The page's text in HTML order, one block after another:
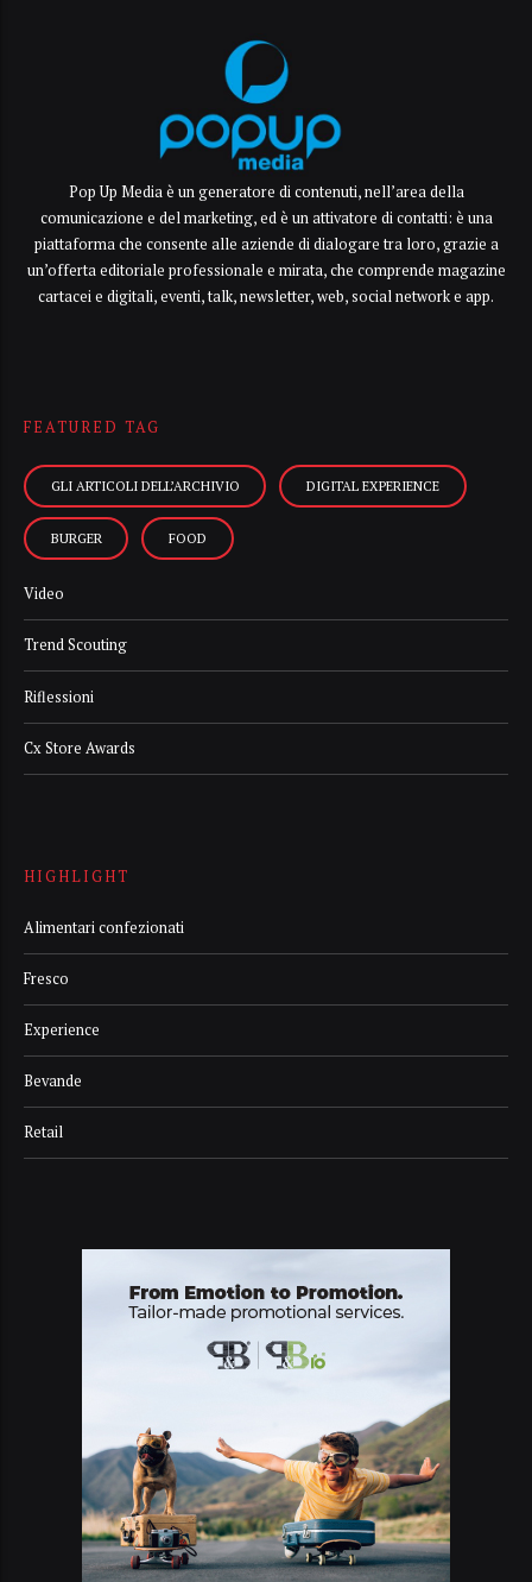
Pop Up Media è un generatore di contenuti, nell’area della
comunicazione e del marketing, ed è un attivatore di contatti: è una
piattaforma che consente alle aziende di dialogare tra loro, grazie a
un’offerta editoriale professionale e mirata, che comprende magazine
cartacei e digitali, eventi, talk, newsletter, web, social network e app.
FEATURED TAG
GLI ARTICOLI DELL’ARCHIVIO DIGITAL EXPERIENCE
BURGER FOOD
Video
Trend Scouting
Riflessioni
Cx Store Awards
HIGHLIGHT
Alimentari confezionati
Fresco
Experience
Bevande
Retail